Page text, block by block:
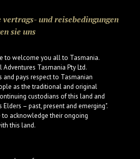
und reisebedingungen
sie uns
to welcome you all to Tasmania.
Adventures Tasmania Pty Ltd.
and pays respect to Tasmanian
as the traditional and original
custodians of this land and
Elders – past, present and emerging".
to acknowledge their ongoing
this land.